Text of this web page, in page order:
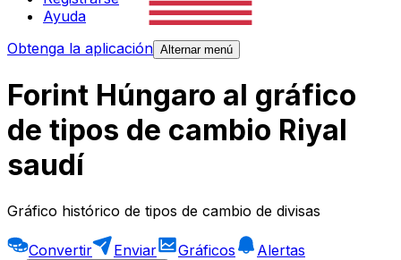
Ayuda
Obtenga la aplicación Alternar menú
Forint Húngaro al gráfico
de tipos de cambio Riyal
saudí
Gráfico histórico de tipos de cambio de divisas
Convertir Enviar Gráficos
Alertas